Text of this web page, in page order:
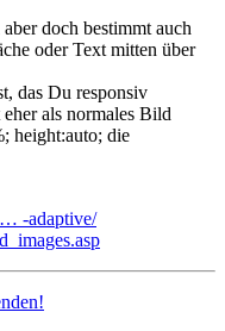
doch bestimmt auch
oder Text mitten über
das Du responsiv
als normales Bild
height:auto; die
… -adaptive/